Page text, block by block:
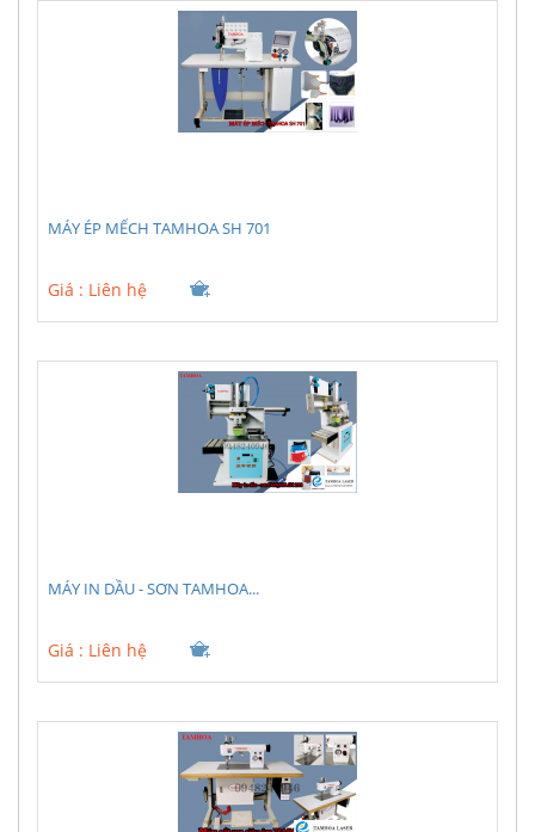
MÁY ÉP MẾCH TAMHOA SH 701
Giá : Liên hệ
MÁY IN DẦU - SƠN TAMHOA...
Giá : Liên hệ